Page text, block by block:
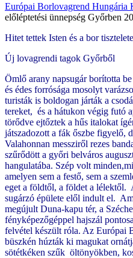
Európai Borlovagrend Hungária
előléptetési ünnepség Győrben
Hitet tettek Isten és a bor
Új lovagrendi tagok Győrből
Ömlő arany napsugár borította
és édes forrósága mosolyt
turisták is boldogan járták a
tereket, és a hátukon végig futó
törődve ejtőztek a hűs italokat
játszadozott a fák őszbe figyelő,
Valahonnan messziről rezes
szűrődött a győri belváros
hangulatába. Szép volt
amelyen sem a festő, sem a
eget a földtől, a földet a lélektől.
sugárzó épülete elől indult el.
megújult Duna-kapu tér, a
fényképezőgéppel hajszál
felvétel készült róla. Az Európai
büszkén húzták ki magukat
sötétkéken szűk öltönyökben,